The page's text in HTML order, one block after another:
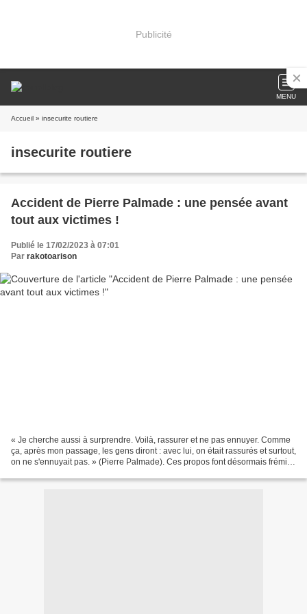
Publicité
MENU
Accueil » insecurite routiere
insecurite routiere
Accident de Pierre Palmade : une pensée avant
tout aux victimes !
Publié le 17/02/2023 à 07:01
Par rakotoarison
« Je cherche aussi à surprendre. Voilà, rassurer et ne pas ennuyer. Comme
ça, après mon passage, les gens diront : avec lui, on était rassurés et surtout,
on ne s'ennuyait pas. » (Pierre Palmade). Ces propos font désormais frémir.